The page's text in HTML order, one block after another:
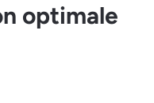
optimale